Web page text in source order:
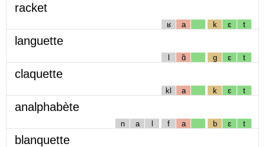
racket
ʁ a k ɛ t
languette
l ɑ̃ g ɛ t
claquette
kl a k ɛ t
analphabète
n a l f a b ɛ t
blanquette